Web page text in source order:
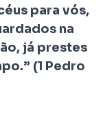
para vós,
na
já prestes
(1 Pedro